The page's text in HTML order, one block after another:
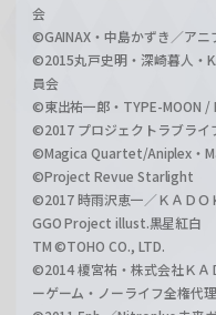
会
©GAINAX・中島かずき／アニ
©2015丸戸史明・深崎暮人・
員会
©東出祐一郎・TYPE-MOON /
©2017 プロジェクトラブライ
©Magica Quartet/Aniplex・
©Project Revue Starlight
©2017 時雨沢恵一／ＫＡＤ
GGO Project illust.黒星紅白
TM ©TOHO CO., LTD.
©2014 榎宮祐・株式会社ＫＡ
ーゲーム・ノーライフ全権代